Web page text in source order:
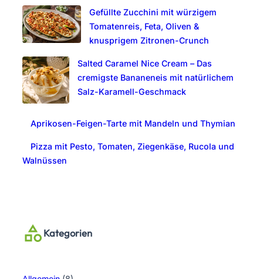
Gefüllte Zucchini mit würzigem
Tomatenreis, Feta, Oliven &
knusprigem Zitronen-Crunch
Salted Caramel Nice Cream – Das
cremigste Bananeneis mit natürlichem
Salz-Karamell-Geschmack
Aprikosen-Feigen-Tarte mit Mandeln und Thymian
Pizza mit Pesto, Tomaten, Ziegenkäse, Rucola und
Walnüssen
Kategorien